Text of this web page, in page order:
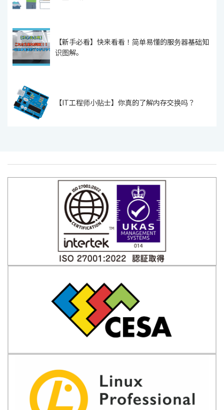
【新手必看】快来看看！简单易懂的服务器基础知
识图解。
【IT工程师小贴士】你真的了解内存交换吗？